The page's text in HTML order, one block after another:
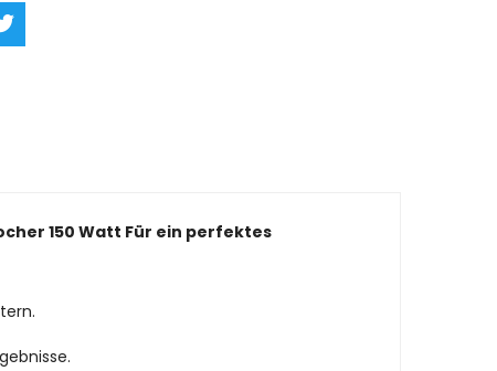
150 Watt Für ein perfektes